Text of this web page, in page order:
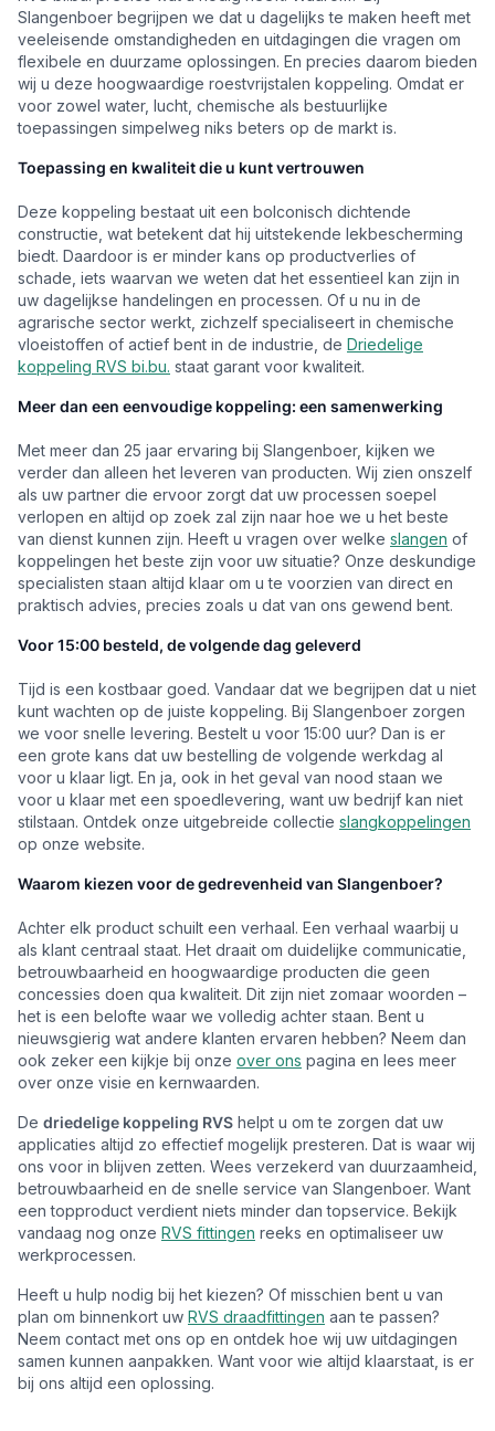
Slangenboer begrijpen we dat u dagelijks te maken heeft met
veeleisende omstandigheden en uitdagingen die vragen om
flexibele en duurzame oplossingen. En precies daarom bieden
wij u deze hoogwaardige roestvrijstalen koppeling. Omdat er
voor zowel water, lucht, chemische als bestuurlijke
toepassingen simpelweg niks beters op de markt is.
Toepassing en kwaliteit die u kunt vertrouwen
Deze koppeling bestaat uit een bolconisch dichtende
constructie, wat betekent dat hij uitstekende lekbescherming
biedt. Daardoor is er minder kans op productverlies of
schade, iets waarvan we weten dat het essentieel kan zijn in
uw dagelijkse handelingen en processen. Of u nu in de
agrarische sector werkt, zichzelf specialiseert in chemische
vloeistoffen of actief bent in de industrie, de Driedelige
koppeling RVS bi.bu. staat garant voor kwaliteit.
Meer dan een eenvoudige koppeling: een samenwerking
Met meer dan 25 jaar ervaring bij Slangenboer, kijken we
verder dan alleen het leveren van producten. Wij zien onszelf
als uw partner die ervoor zorgt dat uw processen soepel
verlopen en altijd op zoek zal zijn naar hoe we u het beste
van dienst kunnen zijn. Heeft u vragen over welke slangen of
koppelingen het beste zijn voor uw situatie? Onze deskundige
specialisten staan altijd klaar om u te voorzien van direct en
praktisch advies, precies zoals u dat van ons gewend bent.
Voor 15:00 besteld, de volgende dag geleverd
Tijd is een kostbaar goed. Vandaar dat we begrijpen dat u niet
kunt wachten op de juiste koppeling. Bij Slangenboer zorgen
we voor snelle levering. Bestelt u voor 15:00 uur? Dan is er
een grote kans dat uw bestelling de volgende werkdag al
voor u klaar ligt. En ja, ook in het geval van nood staan we
voor u klaar met een spoedlevering, want uw bedrijf kan niet
stilstaan. Ontdek onze uitgebreide collectie slangkoppelingen
op onze website.
Waarom kiezen voor de gedrevenheid van Slangenboer?
Achter elk product schuilt een verhaal. Een verhaal waarbij u
als klant centraal staat. Het draait om duidelijke communicatie,
betrouwbaarheid en hoogwaardige producten die geen
concessies doen qua kwaliteit. Dit zijn niet zomaar woorden –
het is een belofte waar we volledig achter staan. Bent u
nieuwsgierig wat andere klanten ervaren hebben? Neem dan
ook zeker een kijkje bij onze over ons pagina en lees meer
over onze visie en kernwaarden.
De driedelige koppeling RVS helpt u om te zorgen dat uw
applicaties altijd zo effectief mogelijk presteren. Dat is waar wij
ons voor in blijven zetten. Wees verzekerd van duurzaamheid,
betrouwbaarheid en de snelle service van Slangenboer. Want
een topproduct verdient niets minder dan topservice. Bekijk
vandaag nog onze RVS fittingen reeks en optimaliseer uw
werkprocessen.
Heeft u hulp nodig bij het kiezen? Of misschien bent u van
plan om binnenkort uw RVS draadfittingen aan te passen?
Neem contact met ons op en ontdek hoe wij uw uitdagingen
samen kunnen aanpakken. Want voor wie altijd klaarstaat, is er
bij ons altijd een oplossing.